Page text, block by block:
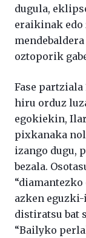
dugula,
eraikinak edo
oztoporik
Fase partziala
hiru orduz
egokiekin,
pixkanaka
izango dugu,
bezala.
azken
distiratsu bat
“Bailyko